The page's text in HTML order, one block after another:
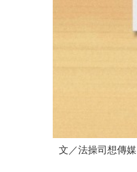
文／法操司想傳媒